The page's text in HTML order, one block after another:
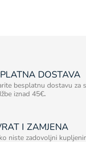
DOSTAVA
besplatnu dostavu za
iznad 45€.
I ZAMJENA
niste zadovoljni